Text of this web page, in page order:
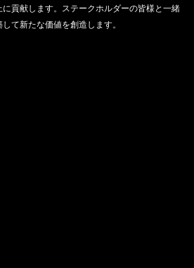
貢献します。ステークホルダーの皆様と一緒
て新たな価値を創造します。